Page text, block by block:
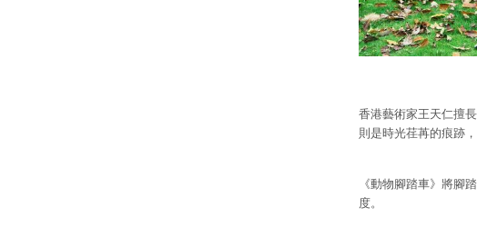
香港藝術家王天仁擅
則是時光荏苒的痕跡
《動物腳踏車》將腳
度。